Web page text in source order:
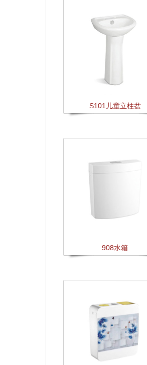
S101儿童立柱盆
908水箱